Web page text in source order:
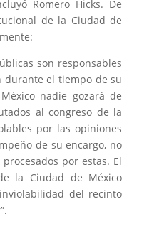
Romero Hicks. De
de la Ciudad de
son responsables
durante el tiempo de su
nadie gozará de
al congreso de la
por las opiniones
de su encargo, no
por estas. El
la Ciudad de México
del recinto